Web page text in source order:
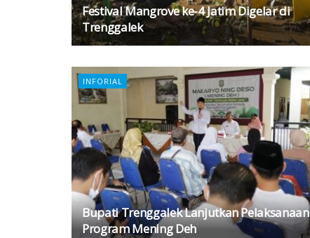
Festival Mangrove ke-4 Jatim Digelar di
Trenggalek
INFORIAL
Bupati Trenggalek Lanjutkan Pelaksanaan
Program Mening Deh